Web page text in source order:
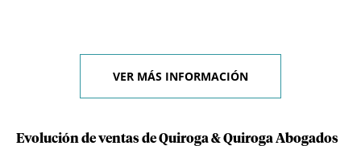
VER MÁS INFORMACIÓN
Evolución de ventas de Quiroga & Quiroga Abogados